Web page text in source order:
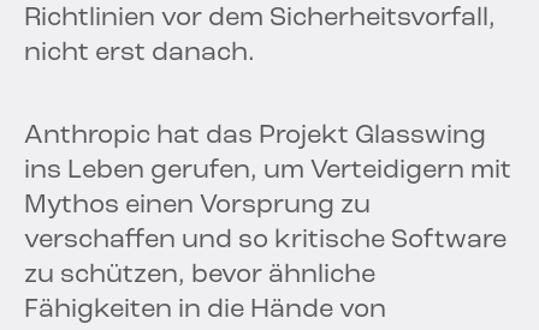
Richtlinien vor dem Sicherheitsvorfall,
nicht erst danach.
Anthropic hat das Projekt Glasswing
ins Leben gerufen, um Verteidigern mit
Mythos einen Vorsprung zu
verschaffen und so kritische Software
zu schützen, bevor ähnliche
Fähigkeiten in die Hände von